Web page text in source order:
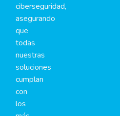
ciberseguridad,
asegurando
que
todas
nuestras
soluciones
cumplan
con
los